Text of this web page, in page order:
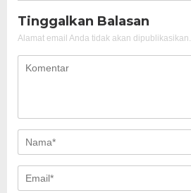
Tinggalkan Balasan
Alamat email Anda tidak akan dipublikasikan.